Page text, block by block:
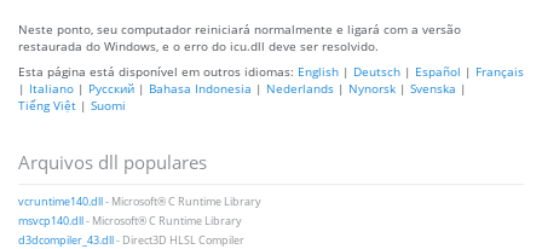
Neste ponto, seu computador reiniciará normalmente e ligará com a versão
restaurada do Windows, e o erro do icu.dll deve ser resolvido.
Esta página está disponível em outros idiomas: English | Deutsch | Español | Français
| Italiano | Русский | Bahasa Indonesia | Nederlands | Nynorsk | Svenska |
Tiếng Việt | Suomi
Arquivos dll populares
vcruntime140.dll- Microsoft® C Runtime Library
msvcp140.dll- Microsoft® C Runtime Library
d3dcompiler_43.dll- Direct3D HLSL Compiler